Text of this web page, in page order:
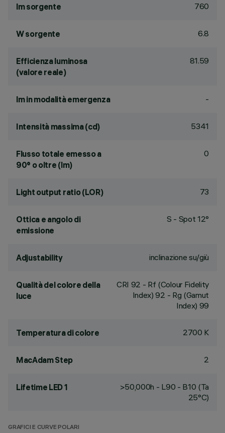
lm sorgente 760
W sorgente 6.8
Efficienza luminosa
(valore reale)
81.59
lm in modalità emergenza -
Intensità massima (cd) 5341
Flusso totale emesso a
90° o oltre (lm)
0
Light output ratio (LOR) 73
Ottica e angolo di
emissione
S - Spot 12°
Adjustability inclinazione su/giù
Qualità del colore della
luce
CRI 92 - Rf (Colour Fidelity
Index) 92 - Rg (Gamut
Index) 99
Temperatura di colore 2700 K
MacAdam Step 2
Lifetime LED 1
>50,000h - L90 - B10 (Ta
25°C)
GRAFICI E CURVE POLARI